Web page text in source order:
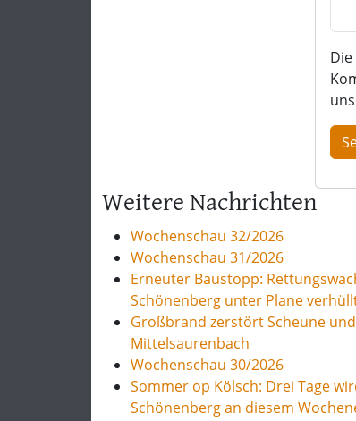
Weitere Nachrichten
Wochenschau 32/2026
Wochenschau 31/2026
Erneuter Baustopp:
Schönenberg unter Plane
Großbrand zerstört Scheune
Mittelsaurenbach
Wochenschau 30/2026
Sommer op Kölsch: Drei Tage
Schönenberg an diesem